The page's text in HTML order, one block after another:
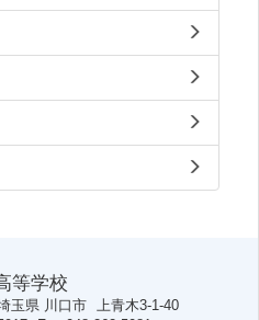
等学校
玉県 川口市 上青木3-1-40